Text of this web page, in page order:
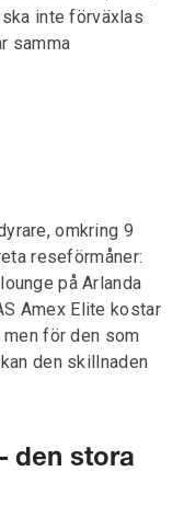
inte förväxlas
samma
omkring 9
reseförmåner:
på Arlanda
Amex Elite kostar
för den som
den skillnaden
den stora